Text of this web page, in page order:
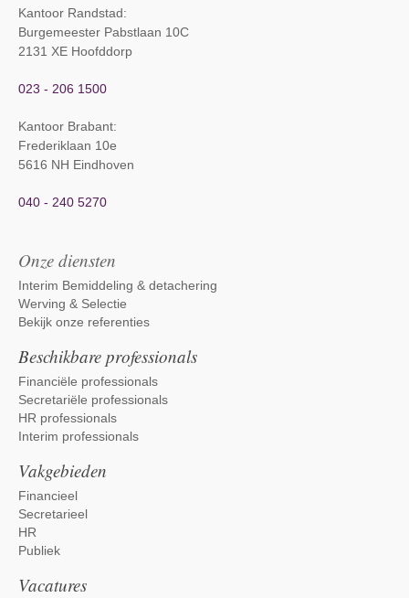
Kantoor Randstad:
Burgemeester Pabstlaan 10C
2131 XE Hoofddorp
023 - 206 1500
Kantoor Brabant:
Frederiklaan 10e
5616 NH Eindhoven
040 - 240 5270
Onze diensten
Interim Bemiddeling & detachering
Werving & Selectie
Bekijk onze referenties
Beschikbare professionals
Financiële professionals
Secretariële professionals
HR professionals
Interim professionals
Vakgebieden
Financieel
Secretarieel
HR
Publiek
Vacatures